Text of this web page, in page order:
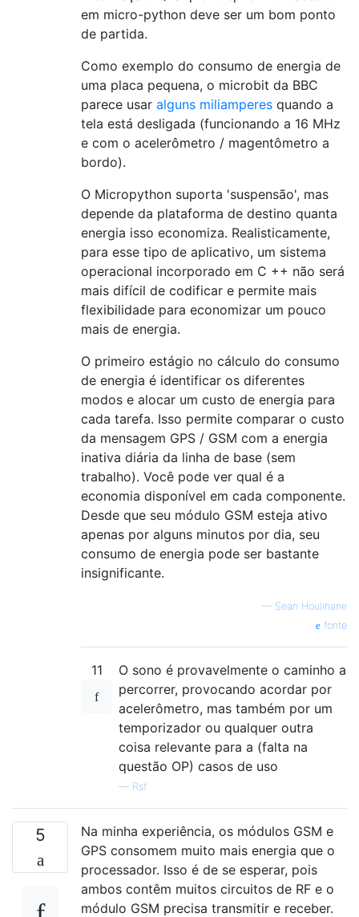
em micro-python deve ser um bom ponto
de partida.
Como exemplo do consumo de energia de
uma placa pequena, o microbit da BBC
parece usar alguns miliamperes quando a
tela está desligada (funcionando a 16 MHz
e com o acelerômetro / magentômetro a
bordo).
O Micropython suporta 'suspensão', mas
depende da plataforma de destino quanta
energia isso economiza. Realisticamente,
para esse tipo de aplicativo, um sistema
operacional incorporado em C ++ não será
mais difícil de codificar e permite mais
flexibilidade para economizar um pouco
mais de energia.
O primeiro estágio no cálculo do consumo
de energia é identificar os diferentes
modos e alocar um custo de energia para
cada tarefa. Isso permite comparar o custo
da mensagem GPS / GSM com a energia
inativa diária da linha de base (sem
trabalho). Você pode ver qual é a
economia disponível em cada componente.
Desde que seu módulo GSM esteja ativo
apenas por alguns minutos por dia, seu
consumo de energia pode ser bastante
insignificante.
— Sean Houlihane
fonte
11
O sono é provavelmente o caminho a
percorrer, provocando acordar por
acelerômetro, mas também por um
temporizador ou qualquer outra
coisa relevante para a (falta na
questão OP) casos de uso
— Rsf
5
Na minha experiência, os módulos GSM e
GPS consomem muito mais energia que o
processador. Isso é de se esperar, pois
ambos contêm muitos circuitos de RF e o
módulo GSM precisa transmitir e receber.